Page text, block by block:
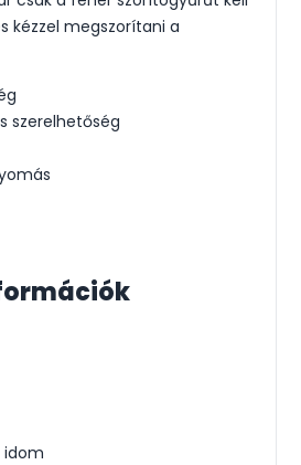
kézzel megszorítani a
szerelhetőség
idom